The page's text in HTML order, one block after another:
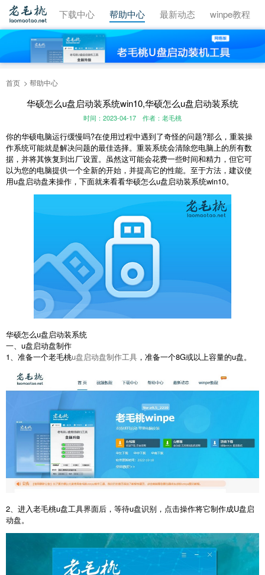
视频教程 下载中心 帮助中心 最新动态 winpe教程
首页 帮助中心
华硕怎么u盘启动装系统win10,华硕怎么u盘启动装系统
时间：2023-04-17 作者：老毛桃
你的华硕电脑运行缓慢吗?在使用过程中遇到了奇怪的问题?那么，重装操
作系统可能就是解决问题的最佳选择。重装系统会清除您电脑上的所有数
据，并将其恢复到出厂设置。虽然这可能会花费一些时间和精力，但它可
以为您的电脑提供一个全新的开始，并提高它的性能。至于方法，建议使
用u盘启动盘来操作，下面就来看看华硕怎么u盘启动装系统win10。
华硕怎么u盘启动装系统
一、u盘启动盘制作
1、准备一个老毛桃u盘启动盘制作工具 ，准备一个8G或以上容量的u盘。
2、进入老毛桃u盘工具界面后，等待u盘识别，点击操作将它制作成U盘启
动盘。